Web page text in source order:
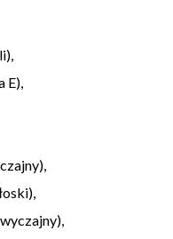
E),